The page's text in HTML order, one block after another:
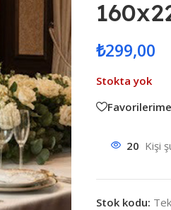
₺299,00
Stokta yok
20 Kişi
Stok kodu: